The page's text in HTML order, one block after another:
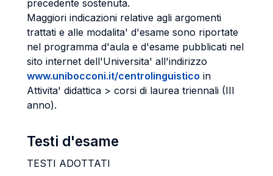
precedente sostenuta.
Maggiori indicazioni relative agli argomenti
trattati e alle modalita' d'esame sono riportate
nel programma d'aula e d'esame pubblicati nel
sito internet dell'Universita' all'indirizzo
www.unibocconi.it/centrolinguistico in
Attivita' didattica > corsi di laurea triennali (III
anno).
Testi d'esame
TESTI ADOTTATI